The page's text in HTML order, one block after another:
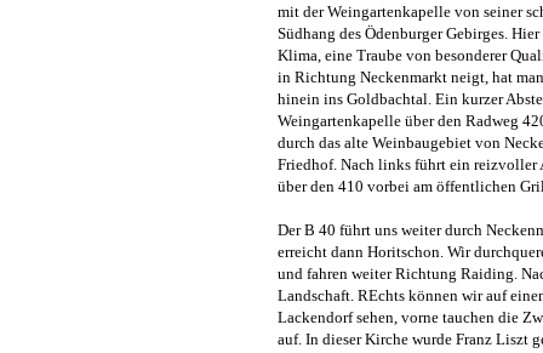
mit der Weingartenkapelle von seiner
Südhang des Ödenburger Gebirges.
Klima, eine Traube von besonderer
in Richtung Neckenmarkt neigt, hat
hinein ins Goldbachtal. Ein kurzer
Weingartenkapelle über den Radweg
durch das alte Weinbaugebiet von
Friedhof. Nach links führt ein reizvoller
über den 410 vorbei am öffentlichen
Der B 40 führt uns weiter durch
erreicht dann Horitschon. Wir
und fahren weiter Richtung Raiding.
Landschaft. REchts können wir auf
Lackendorf sehen, vorne tauchen die
auf. In dieser Kirche wurde Franz Liszt